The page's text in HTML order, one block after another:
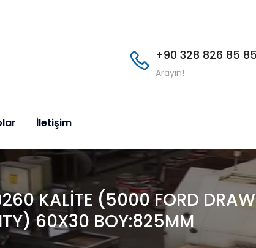
+90 328 826 85
Arayın!
İletişim
KALİTE (5000 FORD
60X30 BOY:825MM